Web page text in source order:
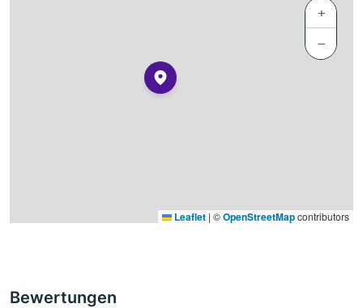
+
−
Leaflet | ©OpenStreetMapcontributors
Bewertungen